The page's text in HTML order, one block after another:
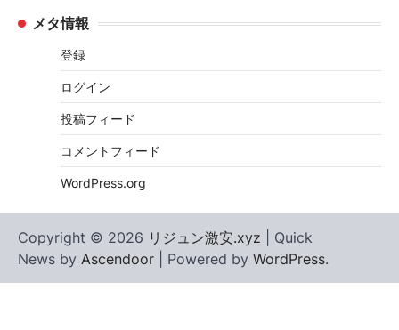
メタ情報
登録
ログイン
投稿フィード
コメントフィード
WordPress.org
Copyright © 2026 リジュン激安.xyz | Quick
News by Ascendoor | Powered by WordPress.